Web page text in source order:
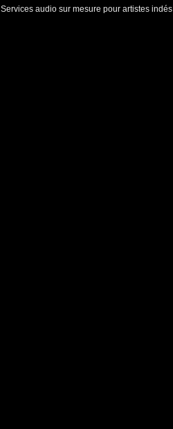
Services audio sur mesure pour artistes indés